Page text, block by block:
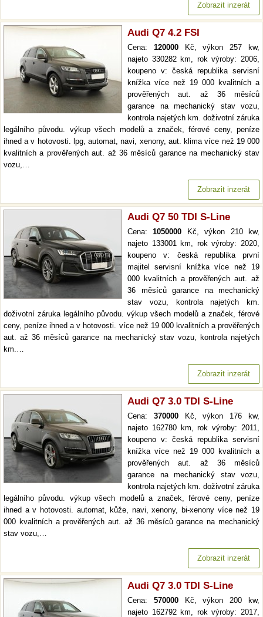
Zobrazit inzerát
Audi Q7 4.2 FSI
Cena: 120000Kč, výkon 257 kw,
najeto 330282 km, rok výroby: 2006,
koupeno v: česká republika servisní
knížka více než 19 000 kvalitních a
prověřených aut. až 36 měsíců
garance na mechanický stav vozu,
kontrola najetých km. doživotní záruka
legálního původu. výkup všech modelů a značek, férové ceny, peníze
ihned a v hotovosti. lpg, automat, navi, xenony, aut. klima více než 19 000
kvalitních a prověřených aut. až 36 měsíců garance na mechanický stav
vozu,…
Zobrazit inzerát
Audi Q7 50 TDI S-Line
Cena:1050000 Kč, výkon 210 kw,
najeto 133001 km, rok výroby: 2020,
koupeno v: česká republika první
majitel servisní knížka více než 19
000 kvalitních a prověřených aut. až
36 měsíců garance na mechanický
stav vozu, kontrola najetých km.
doživotní záruka legálního původu. výkup všech modelů a značek, férové
ceny, peníze ihned a v hotovosti. více než 19 000 kvalitních a prověřených
aut. až 36 měsíců garance na mechanický stav vozu, kontrola najetých
km.…
Zobrazit inzerát
Audi Q7 3.0 TDI S-Line
Cena: 370000Kč, výkon 176 kw,
najeto 162780 km, rok výroby: 2011,
koupeno v: česká republika servisní
knížka více než 19 000 kvalitních a
prověřených aut. až 36 měsíců
garance na mechanický stav vozu,
kontrola najetých km. doživotní záruka
legálního původu. výkup všech modelů a značek, férové ceny, peníze
ihned a v hotovosti. automat, kůže, navi, xenony, bi-xenony více než 19
000 kvalitních a prověřených aut. až 36 měsíců garance na mechanický
stav vozu,…
Zobrazit inzerát
Audi Q7 3.0 TDI S-Line
Cena: 570000Kč, výkon 200 kw,
najeto 162792 km, rok výroby: 2017,